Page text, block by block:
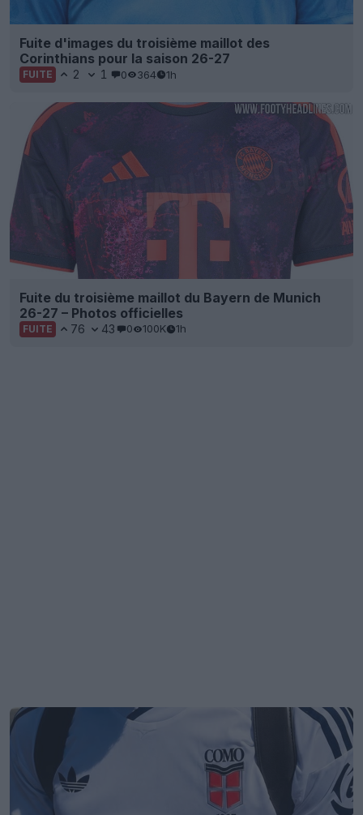
Fuite d'images du troisième maillot des
Corinthians pour la saison 26-27
FUITE 2 1 0 364 1h
Fuite du troisième maillot du Bayern de Munich
26-27 – Photos officielles
FUITE 76 43 0 100K 1h